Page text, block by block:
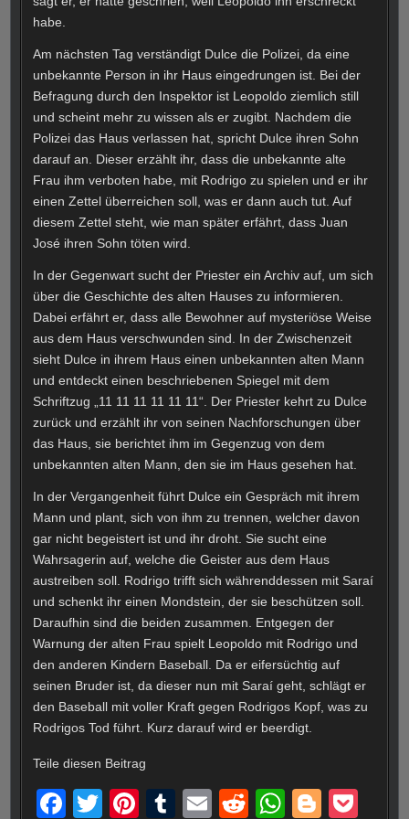
habe.
Am nächsten Tag verständigt Dulce die Polizei, da eine
unbekannte Person in ihr Haus eingedrungen ist. Bei der
Befragung durch den Inspektor ist Leopoldo ziemlich still
und scheint mehr zu wissen als er zugibt. Nachdem die
Polizei das Haus verlassen hat, spricht Dulce ihren Sohn
darauf an. Dieser erzählt ihr, dass die unbekannte alte
Frau ihm verboten habe, mit Rodrigo zu spielen und er ihr
einen Zettel überreichen soll, was er dann auch tut. Auf
diesem Zettel steht, wie man später erfährt, dass Juan
José ihren Sohn töten wird.
In der Gegenwart sucht der Priester ein Archiv auf, um sich
über die Geschichte des alten Hauses zu informieren.
Dabei erfährt er, dass alle Bewohner auf mysteriöse Weise
aus dem Haus verschwunden sind. In der Zwischenzeit
sieht Dulce in ihrem Haus einen unbekannten alten Mann
und entdeckt einen beschriebenen Spiegel mit dem
Schriftzug „11 11 11 11 11 11“. Der Priester kehrt zu Dulce
zurück und erzählt ihr von seinen Nachforschungen über
das Haus, sie berichtet ihm im Gegenzug von dem
unbekannten alten Mann, den sie im Haus gesehen hat.
In der Vergangenheit führt Dulce ein Gespräch mit ihrem
Mann und plant, sich von ihm zu trennen, welcher davon
gar nicht begeistert ist und ihr droht. Sie sucht eine
Wahrsagerin auf, welche die Geister aus dem Haus
austreiben soll. Rodrigo trifft sich währenddessen mit Saraí
und schenkt ihr einen Mondstein, der sie beschützen soll.
Daraufhin sind die beiden zusammen. Entgegen der
Warnung der alten Frau spielt Leopoldo mit Rodrigo und
den anderen Kindern Baseball. Da er eifersüchtig auf
seinen Bruder ist, da dieser nun mit Saraí geht, schlägt er
den Baseball mit voller Kraft gegen Rodrigos Kopf, was zu
Rodrigos Tod führt. Kurz darauf wird er beerdigt.
Teile diesen Beitrag
F
T
Pi
T
E
R
W
Bl